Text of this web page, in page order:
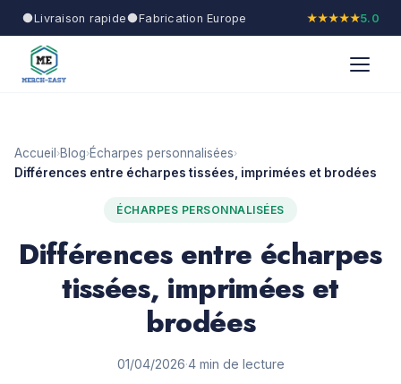
Livraison rapide Fabrication Europe ★★★★★5.0
Accueil ›Blog›Écharpes personnalisées›
Différences entre écharpes tissées, imprimées et brodées
ÉCHARPES PERSONNALISÉES
Différences entre écharpes
tissées, imprimées et
brodées
01/04/2026·4 min de lecture